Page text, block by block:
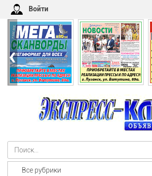
Войти
‹
Все рубрики